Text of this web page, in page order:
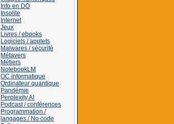
Info en DO
Insolite
Internet
Jeux
Livres / ebooks
Logiciels / applets
Malwares / sécurité
Métavers
Métiers
NotebookLM
OC informatique
Ordinateur quantique
Pandémie
Perplexity AI
Podcast / conférences
Programmation /
langages / No code